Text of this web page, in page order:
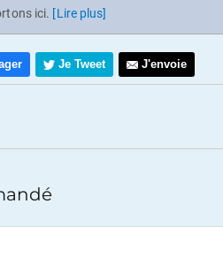
ici. [Lire plus]
Je Tweet J'envoie